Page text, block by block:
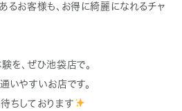
るお客様も、お得に綺麗になれるチャ
を、ぜひ池袋店で。
いやすいお店です。
ちしております